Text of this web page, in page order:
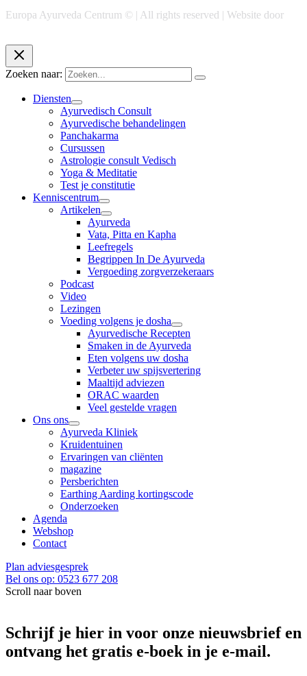
Europa Ayurveda Centrum © | All rights reserved | Website door
Zoeken naar:
Diensten
Ayurvedisch Consult
Ayurvedische behandelingen
Panchakarma
Cursussen
Astrologie consult Vedisch
Yoga & Meditatie
Test je constitutie
Kenniscentrum
Artikelen
Ayurveda
Vata, Pitta en Kapha
Leefregels
Begrippen In De Ayurveda
Vergoeding zorgverzekeraars
Podcast
Video
Lezingen
Voeding volgens je dosha
Ayurvedische Recepten
Smaken in de Ayurveda
Eten volgens uw dosha
Verbeter uw spijsvertering
Maaltijd adviezen
ORAC waarden
Veel gestelde vragen
Ons ons
Ayurveda Kliniek
Kruidentuinen
Ervaringen van cliënten
magazine
Persberichten
Earthing Aarding kortingscode
Onderzoeken
Agenda
Webshop
Contact
Plan adviesgesprek
Bel ons op: 0523 677 208
Scroll naar boven
Schrijf je hier in voor onze nieuwsbrief en
ontvang het gratis e-boek in je e-mail.